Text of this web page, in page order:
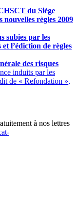
du Siège
nouvelles règles 2009
subies par les
l’édiction de règles
des risques
induits par les
de « Refondation »,
à nos lettres